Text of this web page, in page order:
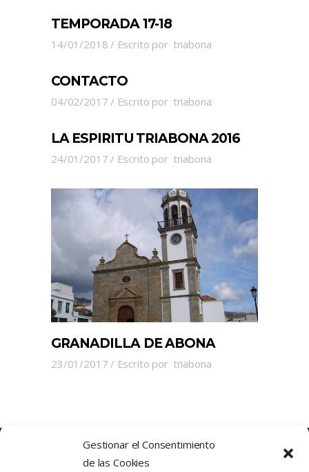
Gestionar el Consentimiento
de las Cookies
TEMPORADA 17-18
14/01/2018 Escrito por triabona
CONTACTO
04/02/2017 Escrito por triabona
LA ESPIRITU TRIABONA 2016
24/01/2017 Escrito por triabona
GRANADILLA DE ABONA
23/01/2017 Escrito por triabona